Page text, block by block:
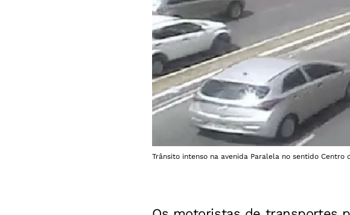
Trânsito intenso na avenida Paralela no sentido